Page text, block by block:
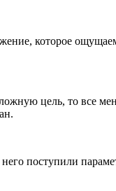
которое
цель, то все
поступили